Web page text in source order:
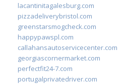
lacantinitagalesburg.com
pizzadeliverybristol.com
greenstarsmogcheck.com
happypawspl.com
callahansautoservicecenter.com
georgiascornermarket.com
perfectfit24-7.com
portugalprivatedriver.com